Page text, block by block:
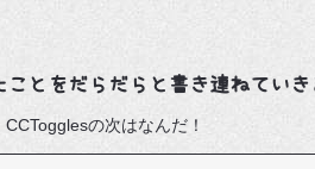
とをだらだらと書き連ねていき
CCTogglesの次はなんだ！